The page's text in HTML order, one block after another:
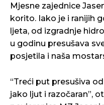
Mjesne zajednice
korito. Iako je i ranijih
ljeta, od izgradnje
u godinu presušava
posjetila i naša
“Treći put presušiva
jako ljut i razočaran”,